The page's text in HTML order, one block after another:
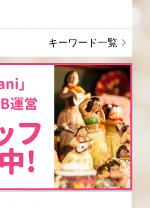
キーワード一覧